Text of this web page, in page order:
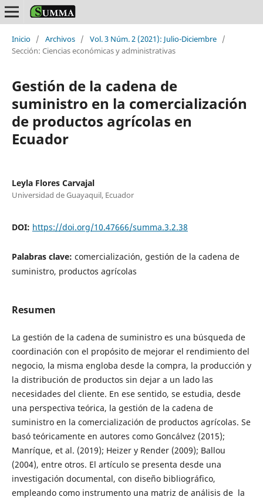
Inicio / Archivos / Vol. 3 Núm. 2 (2021): Julio-Diciembre /
Sección: Ciencias económicas y administrativas
Gestión de la cadena de
suministro en la comercialización
de productos agrícolas en
Ecuador
Leyla Flores Carvajal
Universidad de Guayaquil, Ecuador
DOI: https://doi.org/10.47666/summa.3.2.38
Palabras clave: comercialización, gestión de la cadena de
suministro, productos agrícolas
Resumen
La gestión de la cadena de suministro es una búsqueda de
coordinación con el propósito de mejorar el rendimiento del
negocio, la misma engloba desde la compra, la producción y
la distribución de productos sin dejar a un lado las
necesidades del cliente. En ese sentido, se estudia, desde
una perspectiva teórica, la gestión de la cadena de
suministro en la comercialización de productos agrícolas. Se
basó teóricamente en autores como Goncálvez (2015);
Manríque, et al. (2019); Heizer y Render (2009); Ballou
(2004), entre otros. El artículo se presenta desde una
investigación documental, con diseño bibliográfico,
empleando como instrumento una matriz de análisis de la